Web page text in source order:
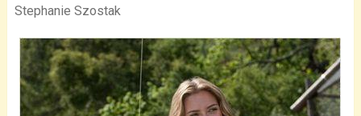
Stephanie Szostak